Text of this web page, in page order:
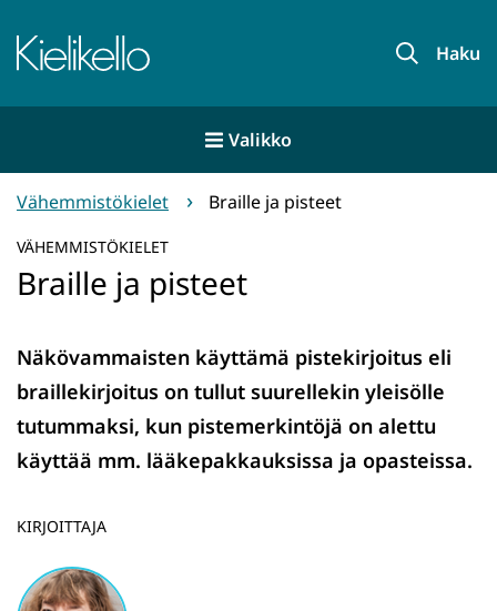
sisältöön
Etusivu Haku
Valikko
Vähemmistökielet Braille ja pisteet
VÄHEMMISTÖKIELET
Braille ja pisteet
Näkövammaisten käyttämä pistekirjoitus eli
braillekirjoitus on tullut suurellekin yleisölle
tutummaksi, kun pistemerkintöjä on alettu
käyttää mm. lääkepakkauksissa ja opasteissa.
KIRJOITTAJA